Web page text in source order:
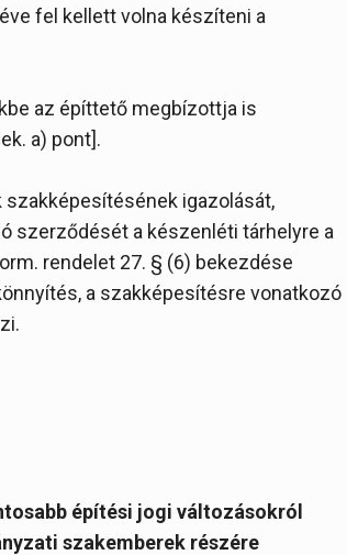
fel kellett volna készíteni a
az építtető megbízottja is
a) pont].
igazolását,
szerződését a készenléti tárhelyre a
rendelet 27. § (6) bekezdése
a szakképesítésre vonatkozó
építési jogi változásokról
szakemberek részére